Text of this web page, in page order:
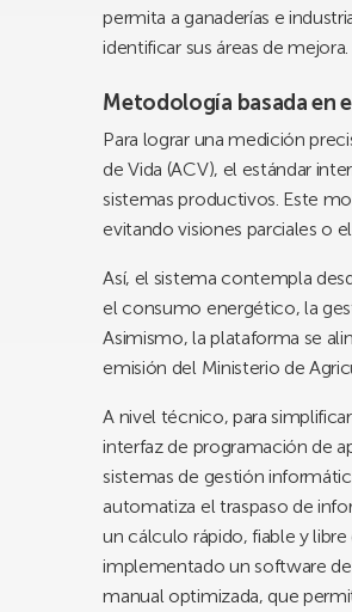
permita a ganaderías e
identificar sus áreas de mejora.
Metodología basada en
Para lograr una medición
de Vida (ACV), el estándar
sistemas productivos. Este
evitando visiones parciales o
Así, el sistema contempla
el consumo energético, la
Asimismo, la plataforma se
emisión del Ministerio de
A nivel técnico, para
interfaz de programación de
sistemas de gestión
automatiza el traspaso de
un cálculo rápido, fiable y
implementado un software
manual optimizada, que